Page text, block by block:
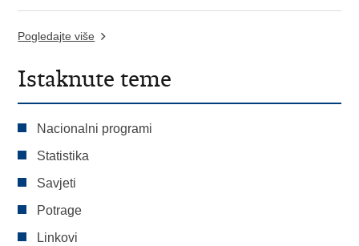
Pogledajte više
Istaknute teme
Nacionalni programi
Statistika
Savjeti
Potrage
Linkovi